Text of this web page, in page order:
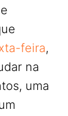
feira,
na
uma